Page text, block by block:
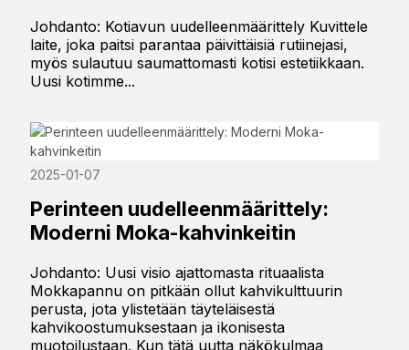
Johdanto: Kotiavun uudelleenmäärittely Kuvittele
laite, joka paitsi parantaa päivittäisiä rutiinejasi,
myös sulautuu saumattomasti kotisi estetiikkaan.
Uusi kotimme...
2025-01-07
Perinteen uudelleenmäärittely:
Moderni Moka-kahvinkeitin
Johdanto: Uusi visio ajattomasta rituaalista
Mokkapannu on pitkään ollut kahvikulttuurin
perusta, jota ylistetään täyteläisestä
kahvikoostumuksestaan ​​ja ikonisesta
muotoilustaan. Kun tätä uutta näkökulmaa